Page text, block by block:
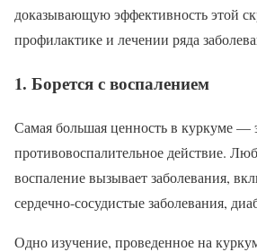
доказывающую эффективность этой
профилактике и лечении ряда
1. Борется с воспалением
Самая большая ценность в куркуме —
противовоспалительное действие.
воспаление вызывает заболевания,
сердечно-сосудистые заболевания,
Одно изучение, проведенное на